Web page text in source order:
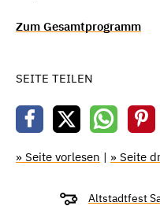
Zum Gesamtprogramm
SEITE TEILEN
» Seite vorlesen | » Seite
Altstadtfest